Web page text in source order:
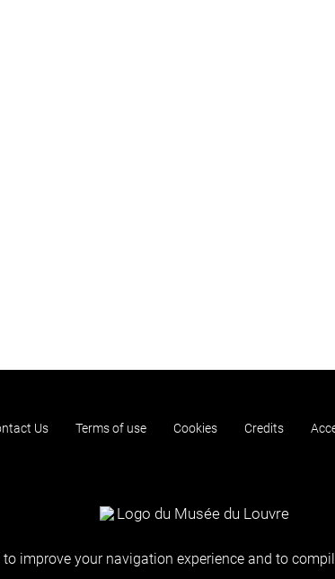
Us Terms of use Cookies Credits
improve your navigation experience and to